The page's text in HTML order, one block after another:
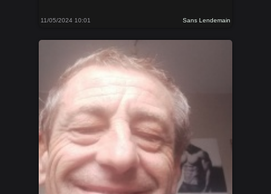
11/05/2024 10:01 Sans Lendemain